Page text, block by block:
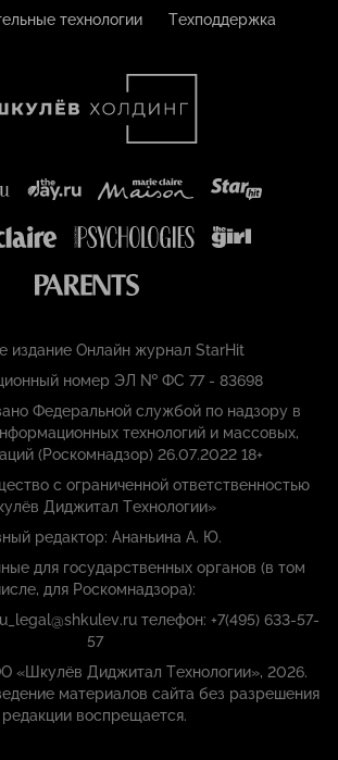
технологии
Техподдержка
издание Онлайн журнал StarHit
номер ЭЛ № ФС 77 - 83698
Федеральной службой по надзору в
технологий и массовых,
(Роскомнадзор) 26.07.2022 18+
с ограниченной ответственностью
Диджитал Технологии»
редактор: Ананьина А. Ю.
для государственных органов (в том
для Роскомнадзора):
телефон: +7(495) 633-57-
57
«Шкулёв Диджитал Технологии», 2026.
материалов сайта без разрешения
редакции воспрещается.